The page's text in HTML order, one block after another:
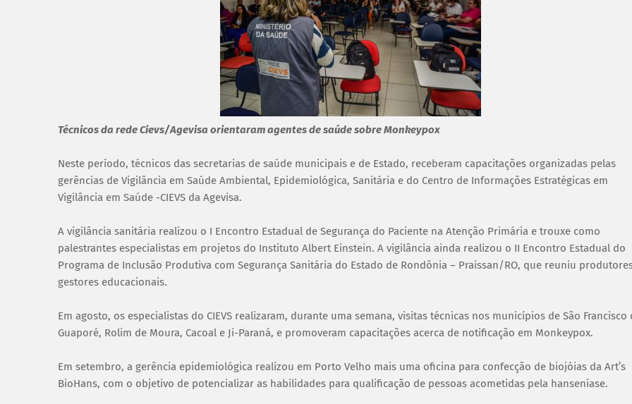
Técnicos da rede Cievs/Agevisa orientaram agentes de saúde sobre Monkeypox
Neste período, técnicos das secretarias de saúde municipais e de Estado, receberam capacitações organizadas pelas
gerências de Vigilância em Saúde Ambiental, Epidemiológica, Sanitária e do Centro de Informações Estratégicas em
Vigilância em Saúde -CIEVS da Agevisa.
A vigilância sanitária realizou o I Encontro Estadual de Segurança do Paciente na Atenção Primária e trouxe como
palestrantes especialistas em projetos do Instituto Albert Einstein. A vigilância ainda realizou o II Encontro Estadual do
Programa de Inclusão Produtiva com Segurança Sanitária do Estado de Rondônia – Praissan/RO, que reuniu
gestores educacionais.
Em agosto, os especialistas do CIEVS realizaram, durante uma semana, visitas técnicas nos municípios de São Francisco
Guaporé, Rolim de Moura, Cacoal e Ji-Paraná, e promoveram capacitações acerca de notificação em Monkeypox.
Em setembro, a gerência epidemiológica realizou em Porto Velho mais uma oficina para confecção de biojóias da Art’s
BioHans, com o objetivo de potencializar as habilidades para qualificação de pessoas acometidas pela hanseníase.